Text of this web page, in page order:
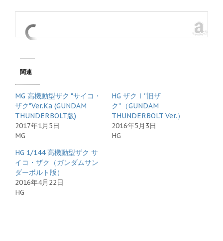
関連
MG 高機動型ザク "サイコ・
ザク"Ver.Ka (GUNDAM
THUNDERBOLT版)
2017年1月5日
MG
HG ザクⅠ”旧ザ
ク”（GUNDAM
THUNDERBOLT Ver.）
2016年5月3日
HG
HG 1/144 高機動型ザク サ
イコ・ザク（ガンダムサン
ダーボルト版）
2016年4月22日
HG